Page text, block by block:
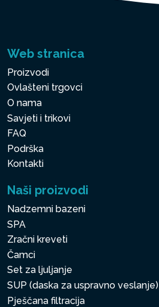
Web stranica
Proizvodi
Ovlašteni trgovci
O nama
Savjeti i trikovi
FAQ
Podrška
Kontakti
Naši proizvodi
Nadzemni bazeni
SPA
Zračni kreveti
Čamci
Set za ljuljanje
SUP (daska za uspravno veslanje)
Pješčana filtracija